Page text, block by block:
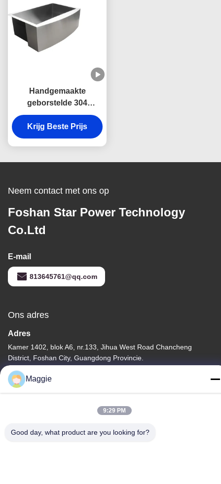
Handgemaakte
geborstelde 304
roestvrij staal boerderij
wasbak met
geluidsdemping en
gebogen voorschoon
Krijg Beste Prijs
Neem contact met ons op
Foshan Star Power Technology
Co.Ltd
E-mail
813645761@qq.com
Ons adres
Adres
Kamer 1402, blok A6, nr.133, Jihua West Road Chancheng
District, Foshan City, Guangdong Provincie.
Tel
86-13342999029
Maggie
9:29 PM
Good day, what product are you looking for?